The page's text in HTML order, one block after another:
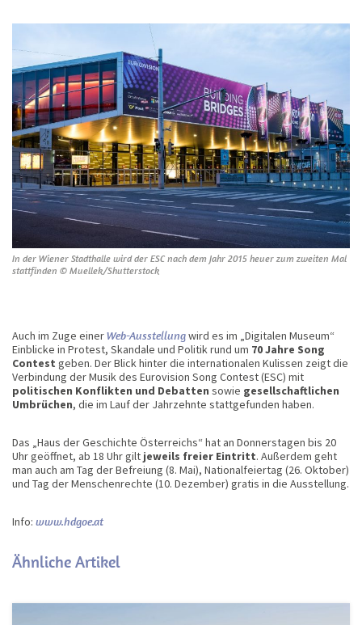
In der Wiener Stadthalle wird der ESC nach dem Jahr 2015 heuer zum zweiten Mal
stattfinden © Muellek/Shutterstock
Auch im Zuge einerWeb-Ausstellungwird es im „Digitalen Museum“
Einblicke in Protest, Skandale und Politik rund um 70 Jahre Song
Contest geben. Der Blick hinter die internationalen Kulissen zeigt die
Verbindung der Musik des Eurovision Song Contest (ESC) mit
politischen Konflikten und Debatten sowie gesellschaftlichen
Umbrüchen, die im Lauf der Jahrzehnte stattgefunden haben.
Das „Haus der Geschichte Österreichs“ hat an Donnerstagen bis 20
Uhr geöffnet, ab 18 Uhr gilt jeweils freier Eintritt. Außerdem geht
man auch am Tag der Befreiung (8. Mai), Nationalfeiertag (26. Oktober)
und Tag der Menschenrechte (10. Dezember) gratis in die Ausstellung.
Info: www.hdgoe.at
Ähnliche Artikel